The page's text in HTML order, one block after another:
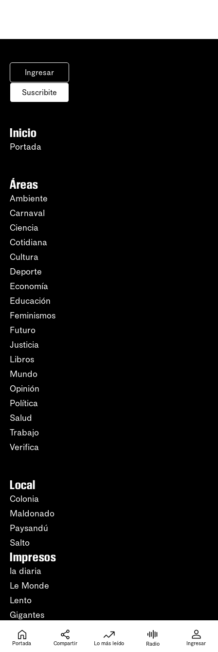
Ingresar
Suscribite
Inicio
Portada
Áreas
Ambiente
Carnaval
Ciencia
Cotidiana
Cultura
Deporte
Economía
Educación
Feminismos
Futuro
Justicia
Libros
Mundo
Opinión
Política
Salud
Trabajo
Verifica
Local
Colonia
Maldonado
Paysandú
Salto
Impresos
la diaria
Le Monde
Lento
Gigantes
Radio
Periodismo
Portada Compartir Lo más leído Radio Ingresar